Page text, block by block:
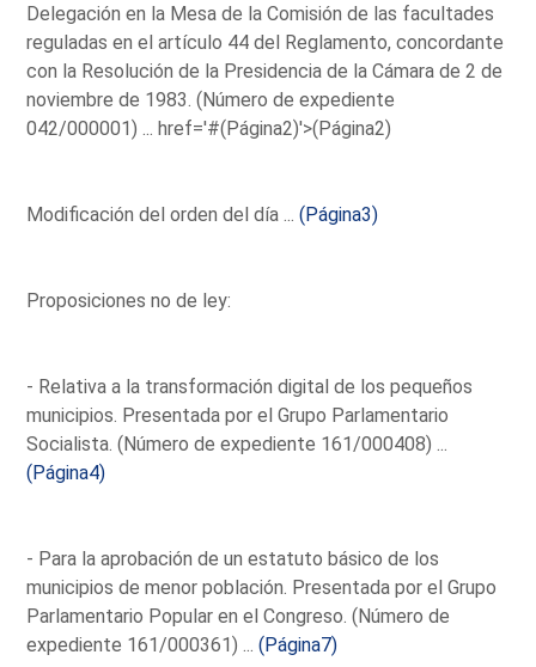
Delegación en la Mesa de la Comisión de las facultades
reguladas en el artículo 44 del Reglamento, concordante
con la Resolución de la Presidencia de la Cámara de 2 de
noviembre de 1983. (Número de expediente
042/000001) ...href='#(Página2)'>(Página2)
Modificación del orden del día ...(Página3)
Proposiciones no de ley:
- Relativa a la transformación digital de los pequeños
municipios. Presentada por el Grupo Parlamentario
Socialista. (Número de expediente 161/000408) ...
(Página4)
- Para la aprobación de un estatuto básico de los
municipios de menor población. Presentada por el Grupo
Parlamentario Popular en el Congreso. (Número de
expediente 161/000361) ...(Página7)